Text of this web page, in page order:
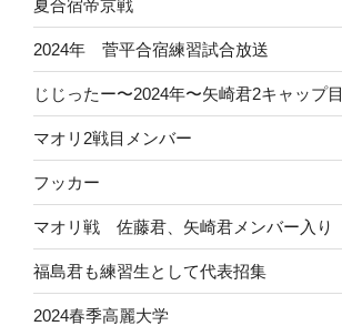
夏合宿帝京戦
2024年 菅平合宿練習試合放送
じじったー〜2024年〜矢崎君2キャップ目
マオリ2戦目メンバー
フッカー
マオリ戦 佐藤君、矢崎君メンバー入り
福島君も練習生として代表招集
2024春季高麗大学